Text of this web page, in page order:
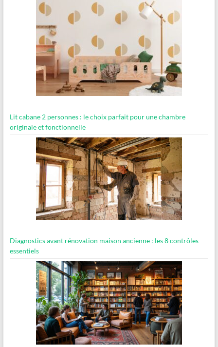
Lit cabane 2 personnes : le choix parfait pour une chambre
originale et fonctionnelle
Diagnostics avant rénovation maison ancienne : les 8 contrôles
essentiels